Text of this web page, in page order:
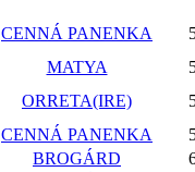
CENNÁ PANENKA
MATYA
ORRETA(IRE)
CENNÁ PANENKA
BROGÁRD